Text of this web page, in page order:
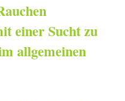
einer Sucht zu
allgemeinen